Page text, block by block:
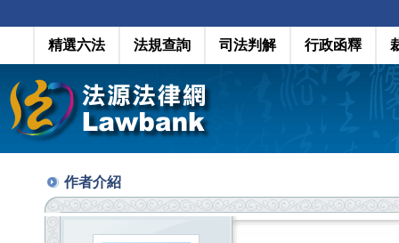
精選六法 法規查詢 司法判解 行政函釋
作者介紹